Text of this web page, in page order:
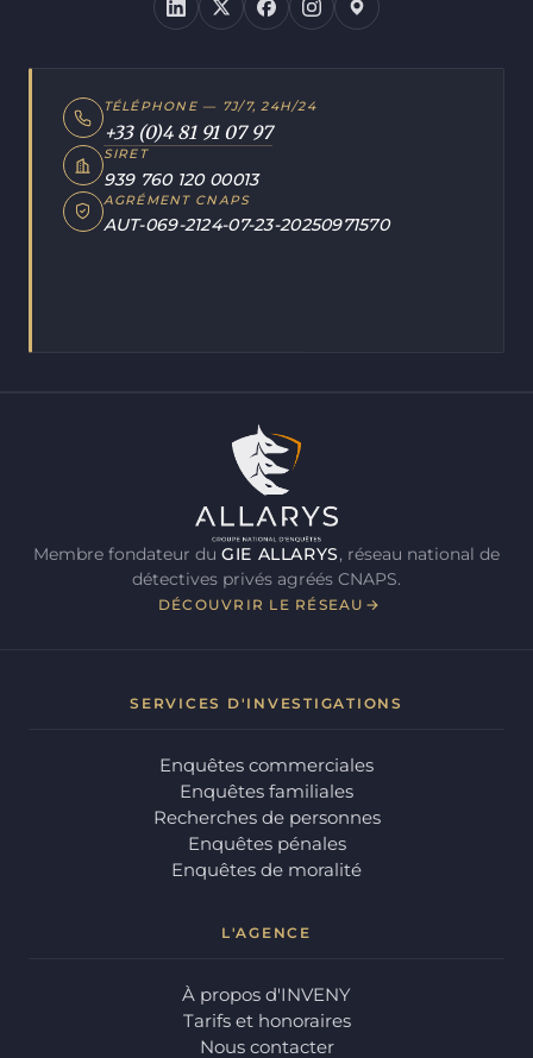
TÉLÉPHONE — 7J/7, 24H/24
+33 (0)4 81 91 07 97
SIRET
939 760 120 00013
AGRÉMENT CNAPS
AUT-069-2124-07-23-20250971570
Membre fondateur duGIE ALLARYS, réseau national de
détectives privés agréés CNAPS.
DÉCOUVRIR LE RÉSEAU
SERVICES D'INVESTIGATIONS
Enquêtes commerciales
Enquêtes familiales
Recherches de personnes
Enquêtes pénales
Enquêtes de moralité
L'AGENCE
À propos d'INVENY
Tarifs et honoraires
Nous contacter